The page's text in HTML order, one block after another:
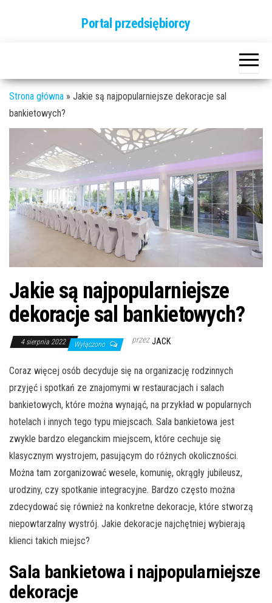
Portal przedsiębiorcy
Strona główna » Jakie są najpopularniejsze dekoracje sal
bankietowych?
Jakie są najpopularniejsze
dekoracje sal bankietowych?
4 sierpnia 2022 Wyłączono przez JACK
Coraz więcej osób decyduje się na organizację rodzinnych
przyjęć i spotkań ze znajomymi w restauracjach i salach
bankietowych, które można wynająć, na przykład w popularnych
hotelach i innych tego typu miejscach. Sala bankietowa jest
zwykle bardzo eleganckim miejscem, które cechuje się
klasycznym wystrojem, pasującym do różnych okoliczności.
Można tam zorganizować wesele, komunię, okrągły jubileusz,
urodziny, czy spotkanie integracyjne. Bardzo często można
zdecydować się również na konkretne dekoracje, które stworzą
niepowtarzalny wystrój. Jakie dekoracje najchętniej wybierają
klienci takich miejsc?
Sala bankietowa i najpopularniejsze
dekoracje